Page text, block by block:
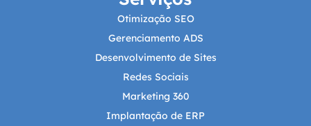
Otimização SEO
Gerenciamento ADS
Desenvolvimento de Sites
Redes Sociais
Marketing 360
Implantação de ERP